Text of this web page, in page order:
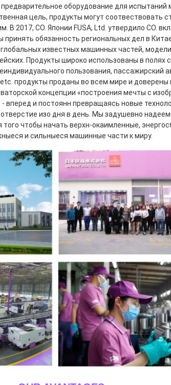
оборудование для испытаний
цель, продукты могут соотвествовать
В 2017, CO. Японии FUSA, Ltd. утвердило CO.
принять обязанность региональных дел в
глобальных известных машинных частей,
Продукты широко использованы в полях
пользования, пассажирский
продукты проданы во всем мире и
концепции «построения мечты с
и постоянн превращаясь новые
изо дня в день. Мы задушевно
чтобы начать верхн-окаимленные,
и сильныеся машинные части к миру.